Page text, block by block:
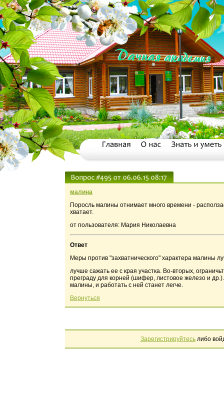
малина
Поросль малины отнимает много времени -
хватает.
от пользователя: Мария Николаевна
Ответ
Меры против "захватнического" характера малины
лучше сажать ее с края участка. Во-вторых,
преграду для корней (шифер, листовое железо и
малины, и работать с ней станет легче.
Вернуться
Зарегистрируйтесь либо